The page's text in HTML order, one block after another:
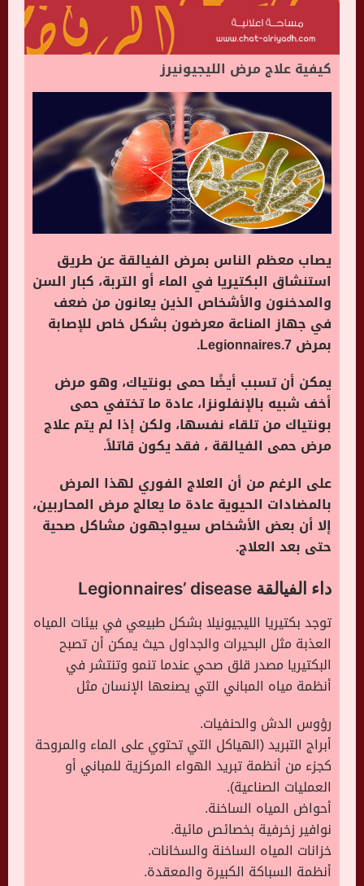
كيفية علاج مرض الليجيونيرز
يصاب معظم الناس بمرض الفيالقة عن طريق
استنشاق البكتيريا في الماء أو التربة، كبار السن
والمدخنون والأشخاص الذين يعانون من ضعف
في جهاز المناعة معرضون بشكل خاص للإصابة
بمرض Legionnaires.7.
يمكن أن تسبب أيضًا حمى بونتياك، وهو مرض
أخف شبيه بالإنفلونزا، عادة ما تختفي حمى
بونتياك من تلقاء نفسها، ولكن إذا لم يتم علاج
مرض حمى الفيالقة ، فقد يكون قاتلاً.
على الرغم من أن العلاج الفوري لهذا المرض
بالمضادات الحيوية عادة ما يعالج مرض المحاربين،
إلا أن بعض الأشخاص سيواجهون مشاكل صحية
حتى بعد العلاج.
داء الفيالقة Legionnaires’ disease
توجد بكتيريا الليجيونيلا بشكل طبيعي في بيئات المياه
العذبة مثل البحيرات والجداول حيث يمكن أن تصبح
البكتيريا مصدر قلق صحي عندما تنمو وتنتشر في
أنظمة مياه المباني التي يصنعها الإنسان مثل
رؤوس الدش والحنفيات.
أبراج التبريد (الهياكل التي تحتوي على الماء والمروحة
كجزء من أنظمة تبريد الهواء المركزية للمباني أو
العمليات الصناعية).
أحواض المياه الساخنة.
نوافير زخرفية بخصائص مائية.
خزانات المياه الساخنة والسخانات.
أنظمة السباكة الكبيرة والمعقدة.